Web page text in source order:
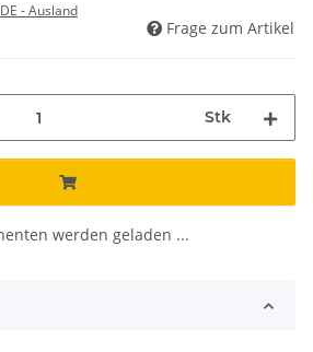
- Ausland
Frage zum Artikel
Stk
werden geladen ...